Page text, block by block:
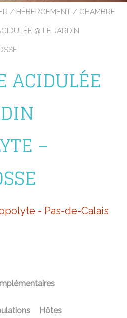
/ HÉBERGEMENT / CHAMBRE
@ LE JARDIN
ACIDULÉE
–
- Pas-de-Calais
Hôtes